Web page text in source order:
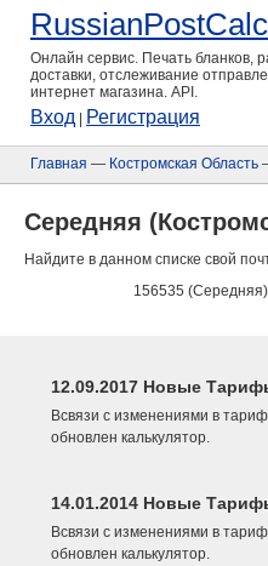
Онлайн сервис. Печать бланков,
доставки, отслеживание
интернет магазина. API.
Вход Регистрация
Главная — Костромская Область
Середняя
Найдите в данном списке свой
156535 (Середняя)
12.09.2017 Новые
Всвязи с изменениями в
обновлен калькулятор.
14.01.2014 Новые
Всвязи с изменениями в
обновлен калькулятор.